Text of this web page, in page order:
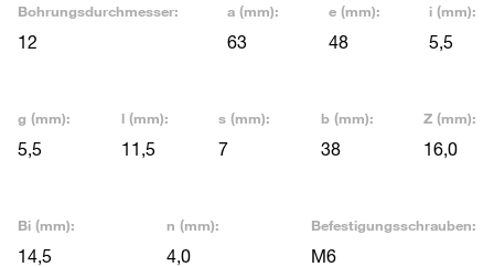
Bohrungsdurchmesser:
12
a (mm):
63
e (mm):
48
i (mm):
5,5
g (mm):
5,5
l (mm):
11,5
s (mm):
7
b (mm):
38
Z (mm):
16,0
Bi (mm):
14,5
n (mm):
4,0
Befestigungsschrauben:
M6